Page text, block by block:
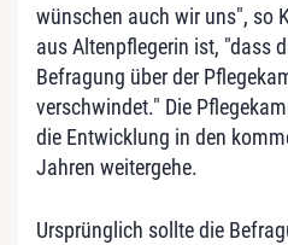
wünschen auch wir uns", so
aus Altenpflegerin ist, "dass
Befragung über der
verschwindet." Die
die Entwicklung in den
Jahren weitergehe.
Ursprünglich sollte die